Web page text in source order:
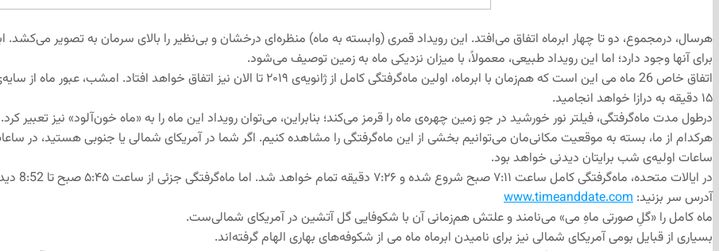
هرسال، درمجموع، دو تا چهار ابرماه اتفاق می‌افتد. این رویداد قمری (وابسته به ماه) منظره‌ای درخشان و بی‌نظیر را بالای سرمان به تصویر
برای آنها وجود دارد؛ اما این رویداد طبیعی، معمولاً، با میزان نزدیکی ماه به زمین توصیف می‌شود.
اتفاق خاص 26 ماه می این است که هم‌زمان با ابرماه، اولین ماه‌گرفتگی کامل از ژانویه‌ی
۱۵ دقیقه به درازا خواهد انجامید.
درطول مدت ماه‌گرفتگی، فیلتر نور خورشید در جو زمین چهره‌ی ماه را قرمز می‌کند؛ بنابراین، می‌توان رویداد این ماه را به «ماه خون‌آلود» نیز تعبیر کرد.
هرکدام از ما، بسته به موقعیت مکانی‌مان می‌توانیم بخشی از این ماه‌گرفتگی را مشاهده کنیم. اگر شما در آمریکای شمالی یا جنوبی هستید، در
ساعات اولیه‌ی شب برایتان دیدنی خواهد بود.
در
آدرس سر بزنید: www.timeanddate.com
ماه کامل را «گلِ صورتی ماهِ می» می‌نامند و علتش هم‌زمانی آن با شکوفایی گل‌ آتشین در آمریکای شمالی‌ست.
بسیاری از قبایل بومی آمریکای شمالی نیز برای نامیدن ابرماه ماه می از شکوفه‌های بهاری الهام گرفته‌اند.